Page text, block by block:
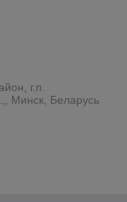
г.п.
Минск, Беларусь